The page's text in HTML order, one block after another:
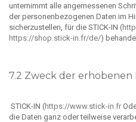
unternimmt alle angemessenen
der personenbezogenen Daten im
sicherzustellen, für die STICK-IN (
https://shop.stick-in.fr/de/)
7.2 Zweck der erhobenen
STICK-IN (https://www.stick-in.fr
die Daten ganz oder teilweise